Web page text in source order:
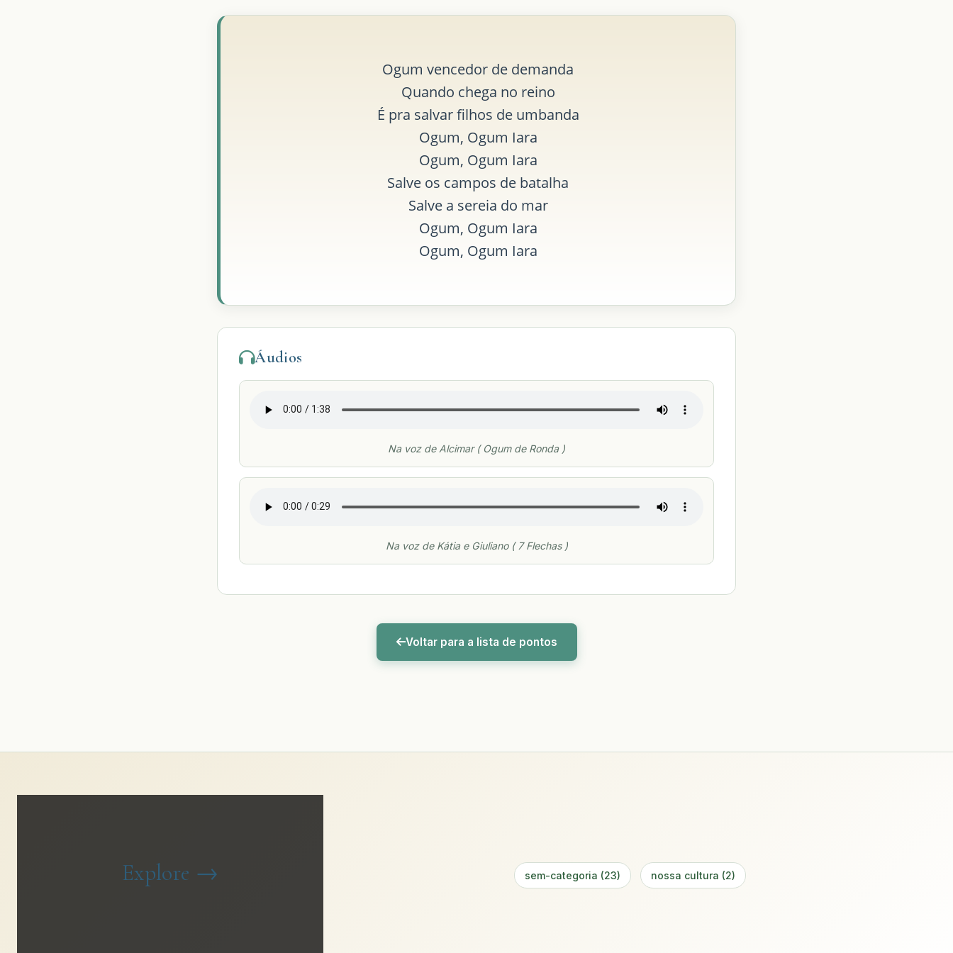
Ogum vencedor de demanda
Quando chega no reino
É pra salvar filhos de umbanda
Ogum, Ogum Iara
Ogum, Ogum Iara
Salve os campos de batalha
Salve a sereia do mar
Ogum, Ogum Iara
Ogum, Ogum Iara
Áudios
Na voz de Alcimar ( Ogum de Ronda )
Na voz de Kátia e Giuliano ( 7 Flechas )
Voltar para a lista de pontos
Explore → sem-categoria (23) nossa cultura (2)